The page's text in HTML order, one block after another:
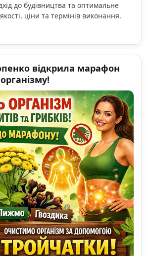
до будівництва та оптимальне
ціни та термінів виконання.
відкрила марафон